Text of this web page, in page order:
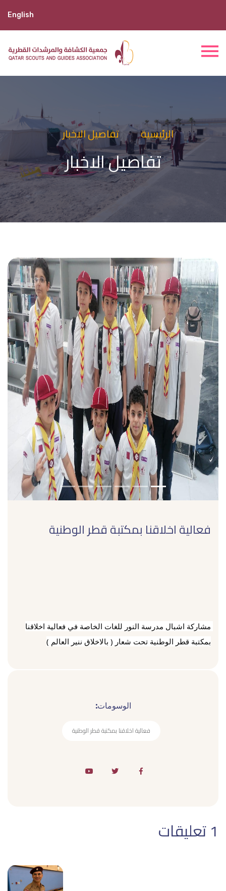
English
الرئيسية تفاصيل الاخبار
تفاصيل الاخبار
السابق التالى
فعالية اخلاقنا بمكتبة قطر الوطنية
بمكتبة قطر الوطنية تحت شعار ( بالاخلاق ننير العالم )
الوسومات:
فعالية اخلاقنا بمكتبة قطر الوطنية
1 تعليقات